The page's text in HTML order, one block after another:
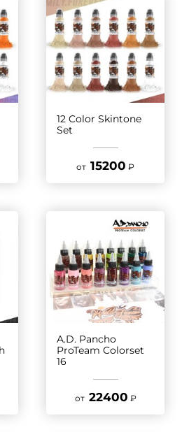
12 Color Skintone
Set
от 15200 ₽
A.D. Pancho
ProTeam Colorset
16
от 22400 ₽